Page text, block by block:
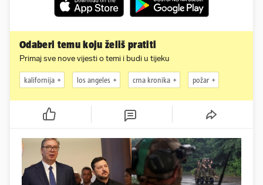
Odaberi temu koju želiš pratiti
Primaj sve nove vijesti o temi i budi u tijeku
kalifornija los angeles crna kronika požar